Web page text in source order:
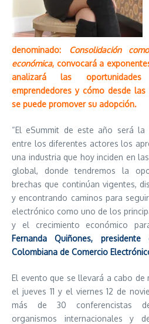
denominado: Consolidación
económica, convocará a
analizará las
emprendedores y cómo desde
se puede promover su adopción.
“El eSummit de este año será
entre los diferentes actores los
una industria que hoy inciden en
global, donde tendremos la
brechas que continúan vigentes,
y encontrando caminos para
electrónico como uno de los
y el crecimiento económico
Fernanda Quiñones,
Colombiana de Comercio
El evento que se llevará a cabo de
el jueves 11 y el viernes 12 de
más de 30 conferencistas
organismos internacionales y